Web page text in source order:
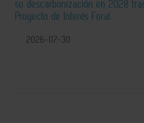
su descarbonización en 2028
Proyecto de Interés Foral
2026-07-30